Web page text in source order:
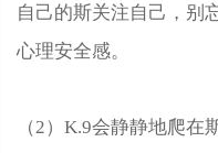
自己的斯关注自己，别
心理安全感。
（2）K.9会静静地爬